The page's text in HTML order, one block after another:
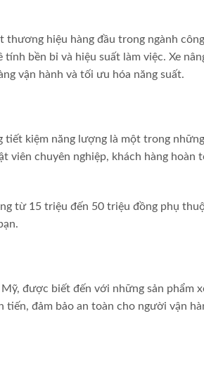
hiệu hàng đầu trong ngành
bền bỉ và hiệu suất làm việc. Xe
vận hành và tối ưu hóa năng suất.
tiết kiệm năng lượng là một trong
viên chuyên nghiệp, khách hàng hoàn
từ 15 triệu đến 50 triệu đồng phụ
được biết đến với những sản phẩm
đảm bảo an toàn cho người vận